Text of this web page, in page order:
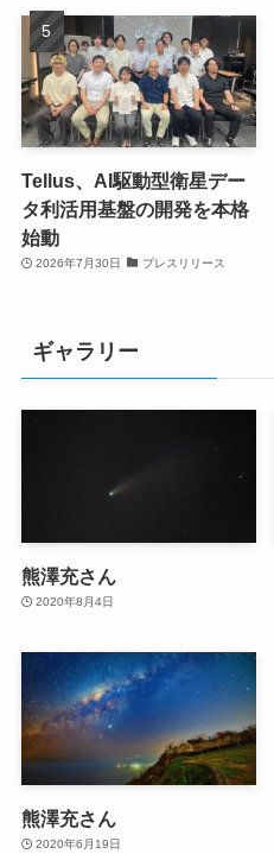
Tellus、AI駆動型衛星デー
タ利活用基盤の開発を本格
始動
2026年7月30日 プレスリリース
ギャラリー
熊澤充さん
2020年8月4日
熊澤充さん
2020年6月19日